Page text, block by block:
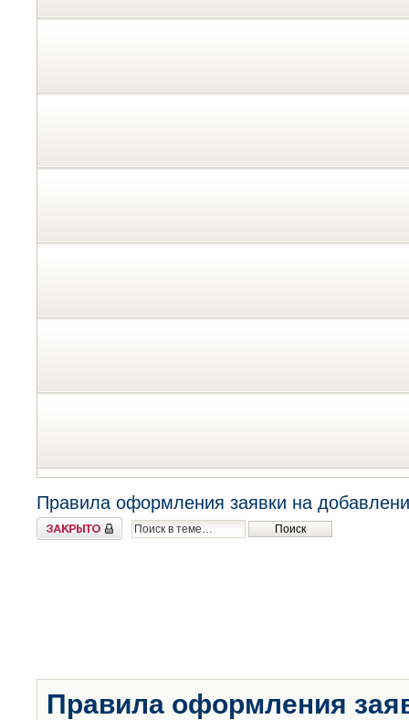
Правила оформления заявки на
Закрыто
Правила оформления